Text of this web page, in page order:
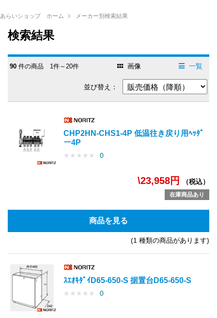
あらいショップ ホーム メーカー別検索結果
検索結果
90 件の商品 1件～20件 画像 一覧
並び替え：
CHP2HN-CHS1-4P 低温往き戻り用ﾍｯﾀﾞ
ー4P
★ ★ ★ ★ ★ 0
\23,958円 （税込）
在庫商品あり
商品を見る
(1 種類の商品があります)
ｽｴｵｷﾀﾞｲD65-650-S 据置台D65-650-S
★ ★ ★ ★ ★ 0